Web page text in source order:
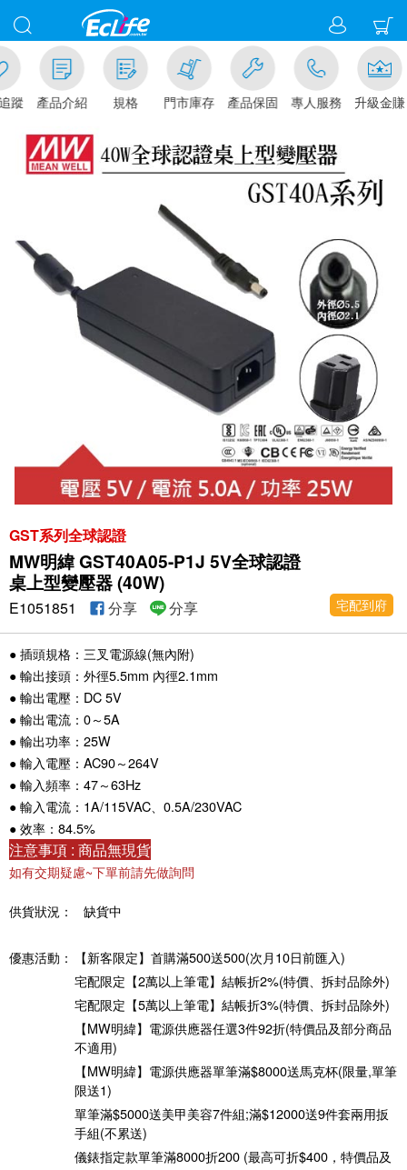
蹤 產品介紹 規格 門市庫存 產品保固 專人服務 升級金賺
GST系列全球認證
MW明緯 GST40A05-P1J 5V全球認證
桌上型變壓器 (40W)
宅配到府
E1051851 分享 分享
● 插頭規格：三叉電源線(無內附)
● 輸出接頭：外徑5.5mm 內徑2.1mm
● 輸出電壓：DC 5V
● 輸出電流：0～5A
● 輸出功率：25W
● 輸入電壓：AC90～264V
● 輸入頻率：47～63Hz
● 輸入電流：1A/115VAC、0.5A/230VAC
● 效率：84.5%
注意事項 : 商品無現貨
如有交期疑慮~下單前請先做詢問
供貨狀況： 缺貨中
優惠活動：
【新客限定】首購滿500送500(次月10日前匯入)
宅配限定【2萬以上筆電】結帳折2%(特價、拆封品除外)
宅配限定【5萬以上筆電】結帳折3%(特價、拆封品除外)
【MW明緯】電源供應器任選3件92折(特價品及部分商品
不適用)
【MW明緯】電源供應器單筆滿$8000送馬克杯(限量,單筆
限送1)
單筆滿$5000送美甲美容7件組;滿$12000送9件套兩用扳
手組(不累送)
儀錶指定款單筆滿8000折200 (最高可折$400，特價品及